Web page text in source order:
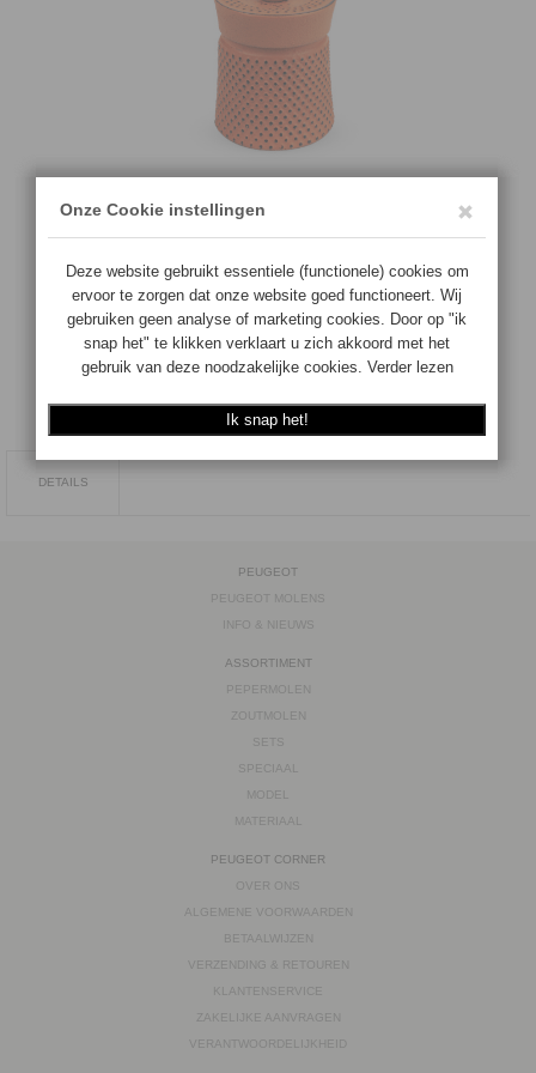
€66.90 €63.55
Aantal:
Op voorraad
DETAILS
PEUGEOT
PEUGEOT MOLENS
INFO & NIEUWS
ASSORTIMENT
PEPERMOLEN
ZOUTMOLEN
SETS
SPECIAAL
MODEL
MATERIAAL
PEUGEOT CORNER
OVER ONS
ALGEMENE VOORWAARDEN
BETAALWIJZEN
VERZENDING & RETOUREN
KLANTENSERVICE
ZAKELIJKE AANVRAGEN
VERANTWOORDELIJKHEID